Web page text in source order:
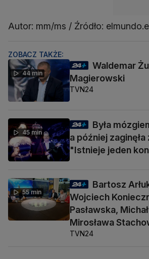
Autor: mm/ms / Źródło:
ZOBACZ TAKŻE:
44 min
Waldemar
Magierowski
TVN24
45 min
Była
a później
"Istnieje jeden
55 min
Bartosz
Wojciech
Pasławska,
Mirosława
Barbara Socha
TVN24